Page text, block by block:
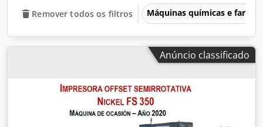
Remover todos os filtros Máquinas químicas e
Anúncio classificado